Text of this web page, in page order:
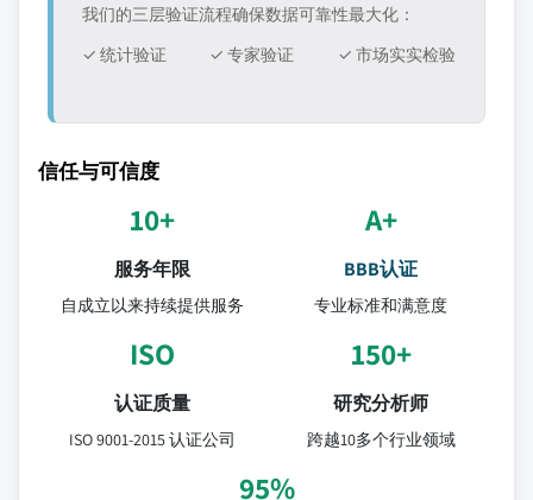
我们的三层验证流程确保数据可靠性最大化：
✓ 统计验证
✓ 专家验证 ✓ 市场实实检验
信任与可信度
10+
服务年限
自成立以来持续提供服务
A+
BBB认证
专业标准和满意度
ISO
认证质量
ISO 9001-2015 认证公司
150+
研究分析师
跨越10多个行业领域
95%